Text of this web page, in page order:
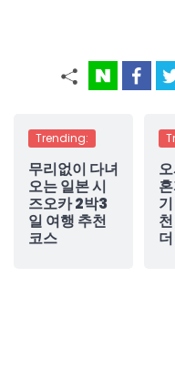
Trending:
무리없이 다녀
오는 일본 시
즈오카 2박3
일 여행 추천
코스